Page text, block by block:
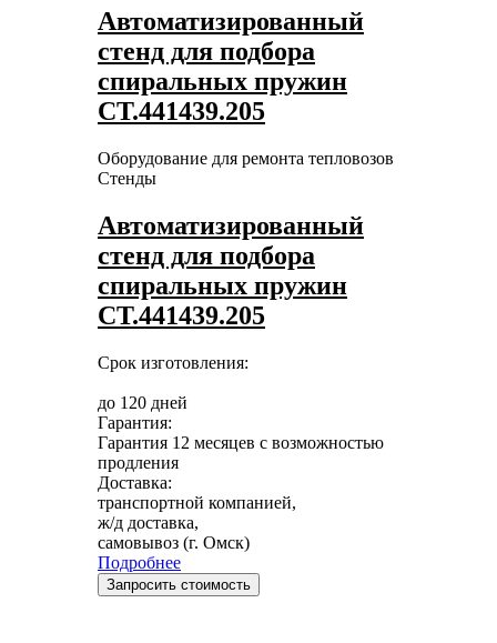
Автоматизированный
стенд для подбора
спиральных пружин
СТ.441439.205
Оборудование для ремонта тепловозов
Стенды
Автоматизированный
стенд для подбора
спиральных пружин
СТ.441439.205
Срок изготовления:
до 120 дней
Гарантия:
Гарантия 12 месяцев с возможностью
продления
Доставка:
транспортной компанией,
ж/д доставка,
самовывоз (г. Омск)
Подробнее
Запросить стоимость